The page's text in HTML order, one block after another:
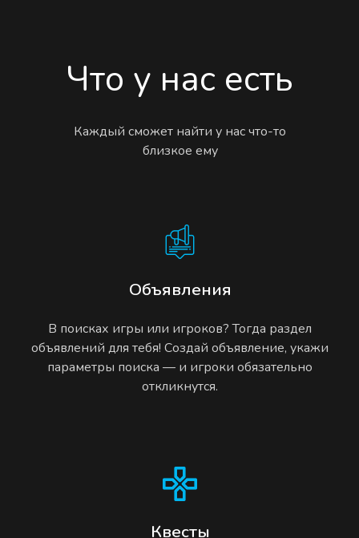
Что у нас есть
Каждый сможет найти у нас что-то
близкое ему
Объявления
В поисках игры или игроков? Тогда раздел
объявлений для тебя! Создай объявление, укажи
параметры поиска — и игроки обязательно
откликнутся.
Квесты